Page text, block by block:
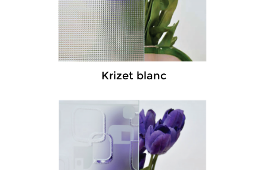
Krizet blanc